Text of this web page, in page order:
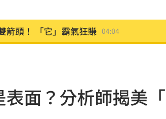
箭頭！ 「它」霸氣狂賺 04:04
麼分？ 丈夫退休金拒分
擺脫陰霾！上半年營收創高 03:06
面？分析師揭美